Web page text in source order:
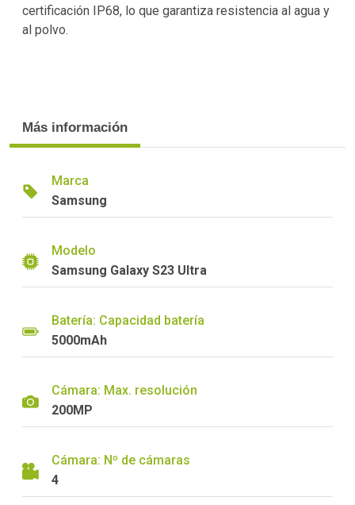
certificación IP68, lo que garantiza resistencia al agua y
al polvo.
Más información
Marca
Samsung
Modelo
Samsung Galaxy S23 Ultra
Batería: Capacidad batería
5000mAh
Cámara: Max. resolución
200MP
Cámara: Nº de cámaras
4